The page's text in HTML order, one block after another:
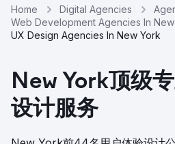
Home Digital Agencies
Web Development Agencies In
UX Design Agencies In New York
New York顶级
设计服务